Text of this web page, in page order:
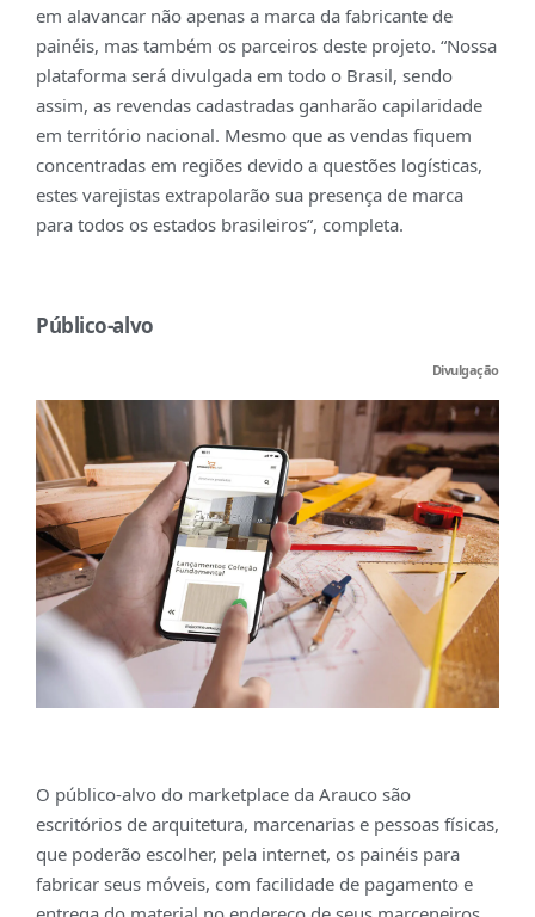
em alavancar não apenas a marca da fabricante de
painéis, mas também os parceiros deste projeto. “Nossa
plataforma será divulgada em todo o Brasil, sendo
assim, as revendas cadastradas ganharão capilaridade
em território nacional. Mesmo que as vendas fiquem
concentradas em regiões devido a questões logísticas,
estes varejistas extrapolarão sua presença de marca
para todos os estados brasileiros”, completa.
Público-alvo
Divulgação
O público-alvo do marketplace da Arauco são
escritórios de arquitetura, marcenarias e pessoas físicas,
que poderão escolher, pela internet, os painéis para
fabricar seus móveis, com facilidade de pagamento e